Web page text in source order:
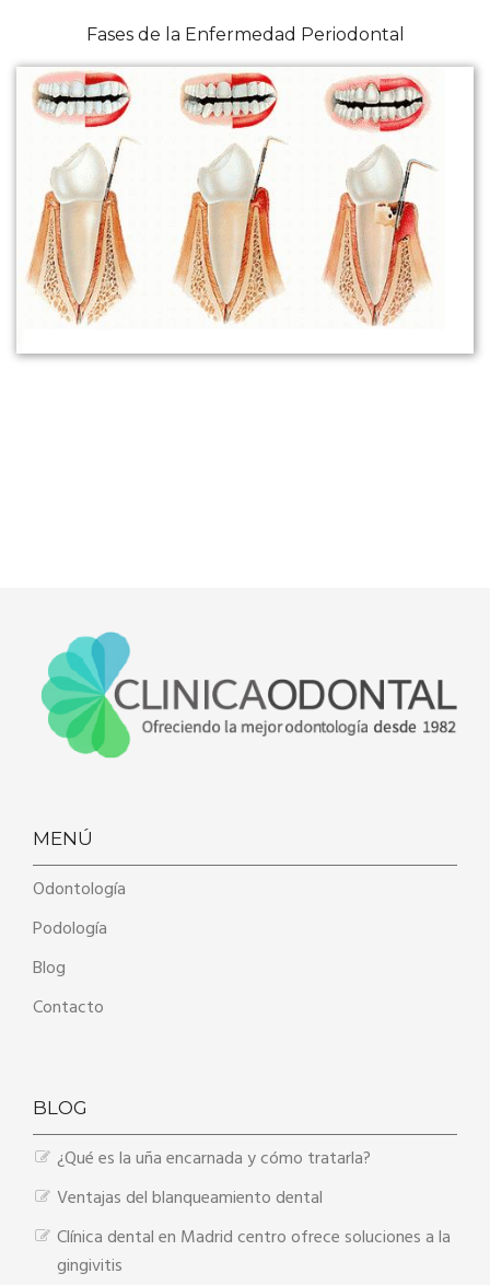
Fases de la Enfermedad Periodontal
MENÚ
Odontología
Podología
Blog
Contacto
BLOG
¿Qué es la uña encarnada y cómo tratarla?
Ventajas del blanqueamiento dental
Clínica dental en Madrid centro ofrece soluciones a la
gingivitis